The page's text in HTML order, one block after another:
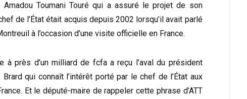
Toumani Touré qui a assuré le projet de son
de l’État était acquis depuis 2002 lorsqu’il avait parlé
à l’occasion d’une visite officielle en France.
à près d’un milliard de fcfa a reçu l’aval du président
qui connaît l’intérêt porté par le chef de l’État aux
Et le député-maire de rappeler cette phrase d’ATT